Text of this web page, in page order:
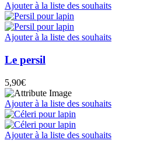
Ajouter à la liste des souhaits
Ajouter à la liste des souhaits
Le persil
5,90€
Ajouter à la liste des souhaits
Ajouter à la liste des souhaits